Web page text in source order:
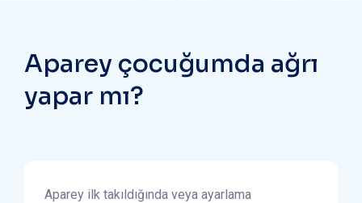
Aparey çocuğumda ağrı
yapar mı?
Aparey ilk takıldığında veya ayarlama